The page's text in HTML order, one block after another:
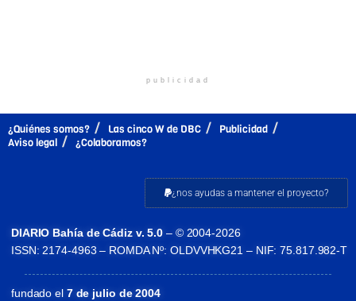
publicidad
¿Quiénes somos? Las cinco W de DBC
Publicidad
Aviso legal
¿Colaboramos?
¿nos ayudas a mantener el proyecto?
DIARIO Bahía de Cádiz v. 5.0 – © 2004-2026
ISSN: 2174-4963 – ROMDA Nº: OLDVVHKG21 – NIF: 75.817.982-T
fundado el7 de julio de 2004